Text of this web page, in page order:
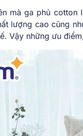
mà ga phủ
lượng cao cũng
Vậy những ưu